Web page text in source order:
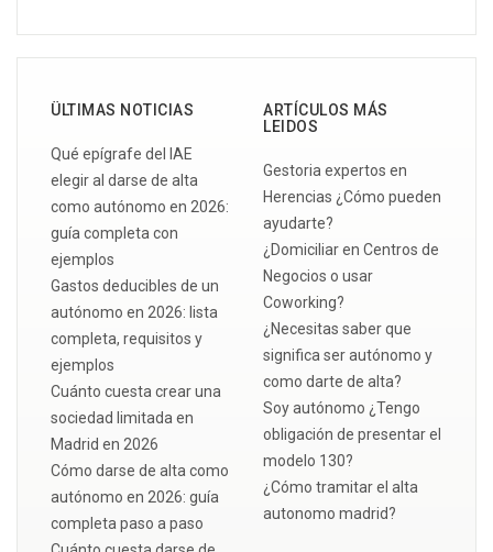
ÜLTIMAS NOTICIAS
Qué epígrafe del IAE
elegir al darse de alta
como autónomo en 2026:
guía completa con
ejemplos
Gastos deducibles de un
autónomo en 2026: lista
completa, requisitos y
ejemplos
Cuánto cuesta crear una
sociedad limitada en
Madrid en 2026
Cómo darse de alta como
autónomo en 2026: guía
completa paso a paso
ARTÍCULOS MÁS
LEIDOS
Gestoria expertos en
Herencias ¿Cómo pueden
ayudarte?
¿Domiciliar en Centros de
Negocios o usar
Coworking?
¿Necesitas saber que
significa ser autónomo y
como darte de alta?
Soy autónomo ¿Tengo
obligación de presentar el
modelo 130?
¿Cómo tramitar el alta
autonomo madrid?